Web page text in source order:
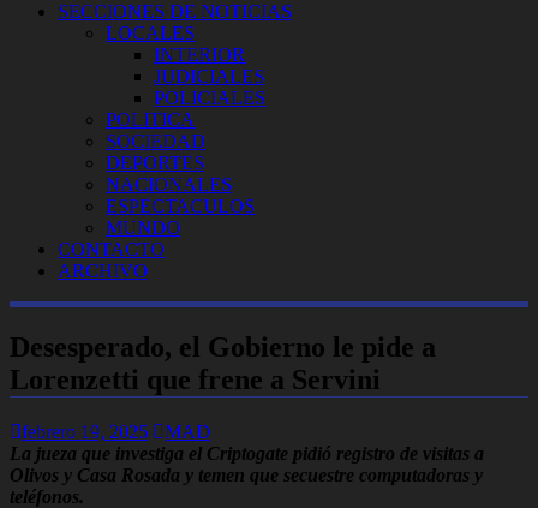
SECCIONES DE NOTICIAS
LOCALES
INTERIOR
JUDICIALES
POLICIALES
POLITICA
SOCIEDAD
DEPORTES
NACIONALES
ESPECTACULOS
MUNDO
CONTACTO
ARCHIVO
Desesperado, el Gobierno le pide a
Lorenzetti que frene a Servini
febrero 19, 2025
MAD
La jueza que investiga el Criptogate pidió registro de visitas a
Olivos y Casa Rosada y temen que secuestre computadoras y
teléfonos.